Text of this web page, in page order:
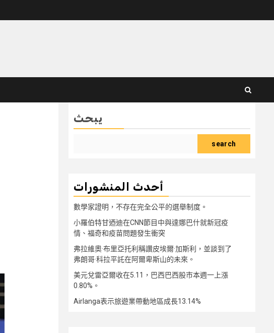
يبحث
search
أحدث المنشورات
數學家證明，不存在完全公平的選舉制度。
小羅伯特甘迺迪在CNN節目中與達娜巴什就新冠疫
情、福奇和疫苗問題發生衝突
弗拉維奧·布里亞托利稱讚皮埃爾·加斯利，並談到了
弗朗哥·科拉平託在阿爾卑斯山的未來。
美元兌雷亞爾收在5.11，巴西巴西股市本週一上漲
0.80%。
Airlanga表示旅遊業帶動地區成長13.14%